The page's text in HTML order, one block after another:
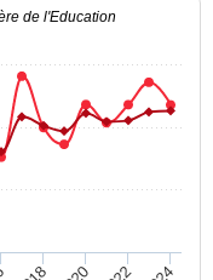
de l'Education